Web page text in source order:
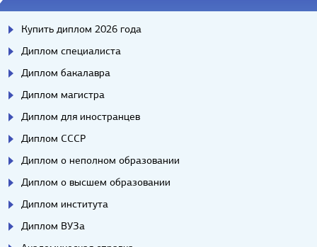
Купить диплом 2026 года
Диплом специалиста
Диплом бакалавра
Диплом магистра
Диплом для иностранцев
Диплом СССР
Диплом о неполном образовании
Диплом о высшем образовании
Диплом института
Диплом ВУЗа